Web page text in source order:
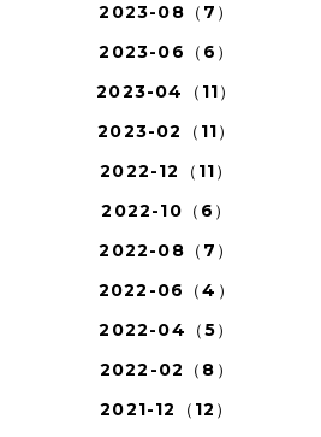
2023-08（7）
2023-06（6）
2023-04（11）
2023-02（11）
2022-12（11）
2022-10（6）
2022-08（7）
2022-06（4）
2022-04（5）
2022-02（8）
2021-12（12）